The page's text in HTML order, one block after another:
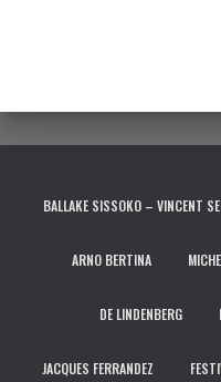
BALLAKE SISSOKO – VINCENT
ARNO BERTINA
DE LINDENBERG
JACQUES FERRANDEZ